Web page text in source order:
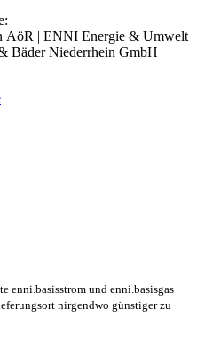
AöR | ENNI Energie & Umwelt
Bäder Niederrhein GmbH
enni.basisstrom und enni.basisgas
nirgendwo günstiger zu